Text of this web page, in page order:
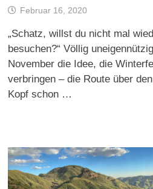
Februar 16, 2020
„Schatz, willst du nicht mal
besuchen?“ Völlig
November die Idee, die
verbringen – die Route über
Kopf schon …